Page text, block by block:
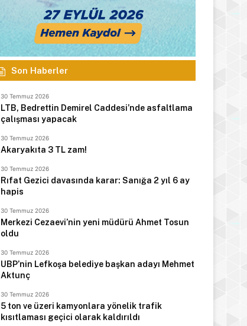
Son Haberler
30 Temmuz 2026
LTB, Bedrettin Demirel Caddesi’nde asfaltlama
çalışması yapacak
30 Temmuz 2026
Akaryakıta 3 TL zam!
30 Temmuz 2026
Rıfat Gezici davasında karar: Sanığa 2 yıl 6 ay
hapis
30 Temmuz 2026
Merkezi Cezaevi’nin yeni müdürü Ahmet Tosun
oldu
30 Temmuz 2026
UBP’nin Lefkoşa belediye başkan adayı Mehmet
Aktunç
30 Temmuz 2026
5 ton ve üzeri kamyonlara yönelik trafik
kısıtlaması geçici olarak kaldırıldı